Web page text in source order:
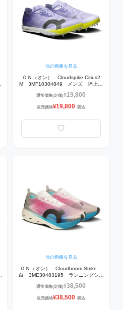
他の画像を見る
ＯＮ（オン） Cloudspike Citius2
M 3MF10304849 メンズ 陸上ス
1,500m】
通常価格(定価)¥19,800
販売価格¥19,800 税込
他の画像を見る
ＯＮ（オン） Cloudboom Strike
白 3ME30483195 ランニングシュ
通常価格(定価)¥38,500
販売価格¥38,500 税込